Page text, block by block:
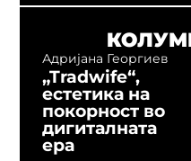
Адријана Георгиев
„Tradwife“,
естетика на
покорност во
дигиталната
ера